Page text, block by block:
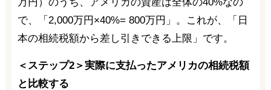
で、「2,000万円×40%= 800万円」。これが、「日
本の相続税額から差し引きできる上限」です。
＜ステップ2＞実際に支払ったアメリカの相続税額
と比較する